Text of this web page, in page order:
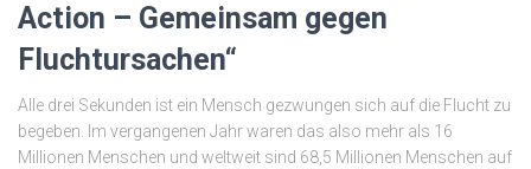
Action – Gemeinsam gegen
Fluchtursachen“
Alle drei Sekunden ist ein Mensch gezwungen sich auf die Flucht zu
begeben. Im vergangenen Jahr waren das also mehr als 16
Millionen Menschen und weltweit sind 68,5 Millionen Menschen auf